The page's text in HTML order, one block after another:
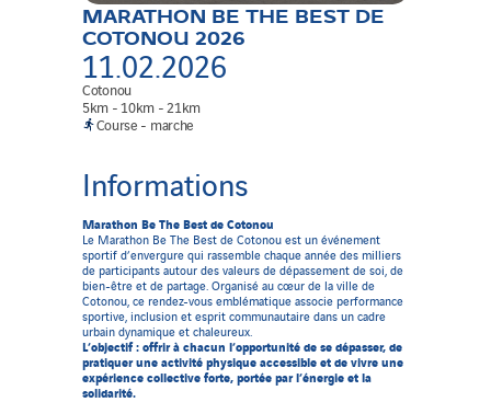
MARATHON BE THE BEST DE
COTONOU 2026
11.02.2026
Cotonou
5km -10km -21km
course - marche
Informations
Marathon Be The Best de Cotonou
Le Marathon Be The Best de Cotonou est un événement
sportif d’envergure qui rassemble chaque année des milliers
de participants autour des valeurs de dépassement de soi, de
bien-être et de partage. Organisé au cœur de la ville de
Cotonou, ce rendez-vous emblématique associe performance
sportive, inclusion et esprit communautaire dans un cadre
urbain dynamique et chaleureux.
L’objectif : offrir à chacun l’opportunité de se dépasser, de
pratiquer une activité physique accessible et de vivre une
expérience collective forte, portée par l’énergie et la
solidarité.